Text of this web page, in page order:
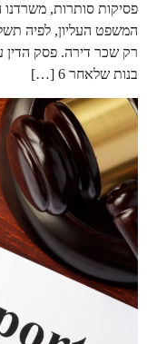
פסיקות סותרות,
המשפט העליון, לפיה
בנות שלאחר 6 […]